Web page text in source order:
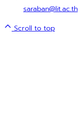
saraban@lit.ac.th
Scroll to top